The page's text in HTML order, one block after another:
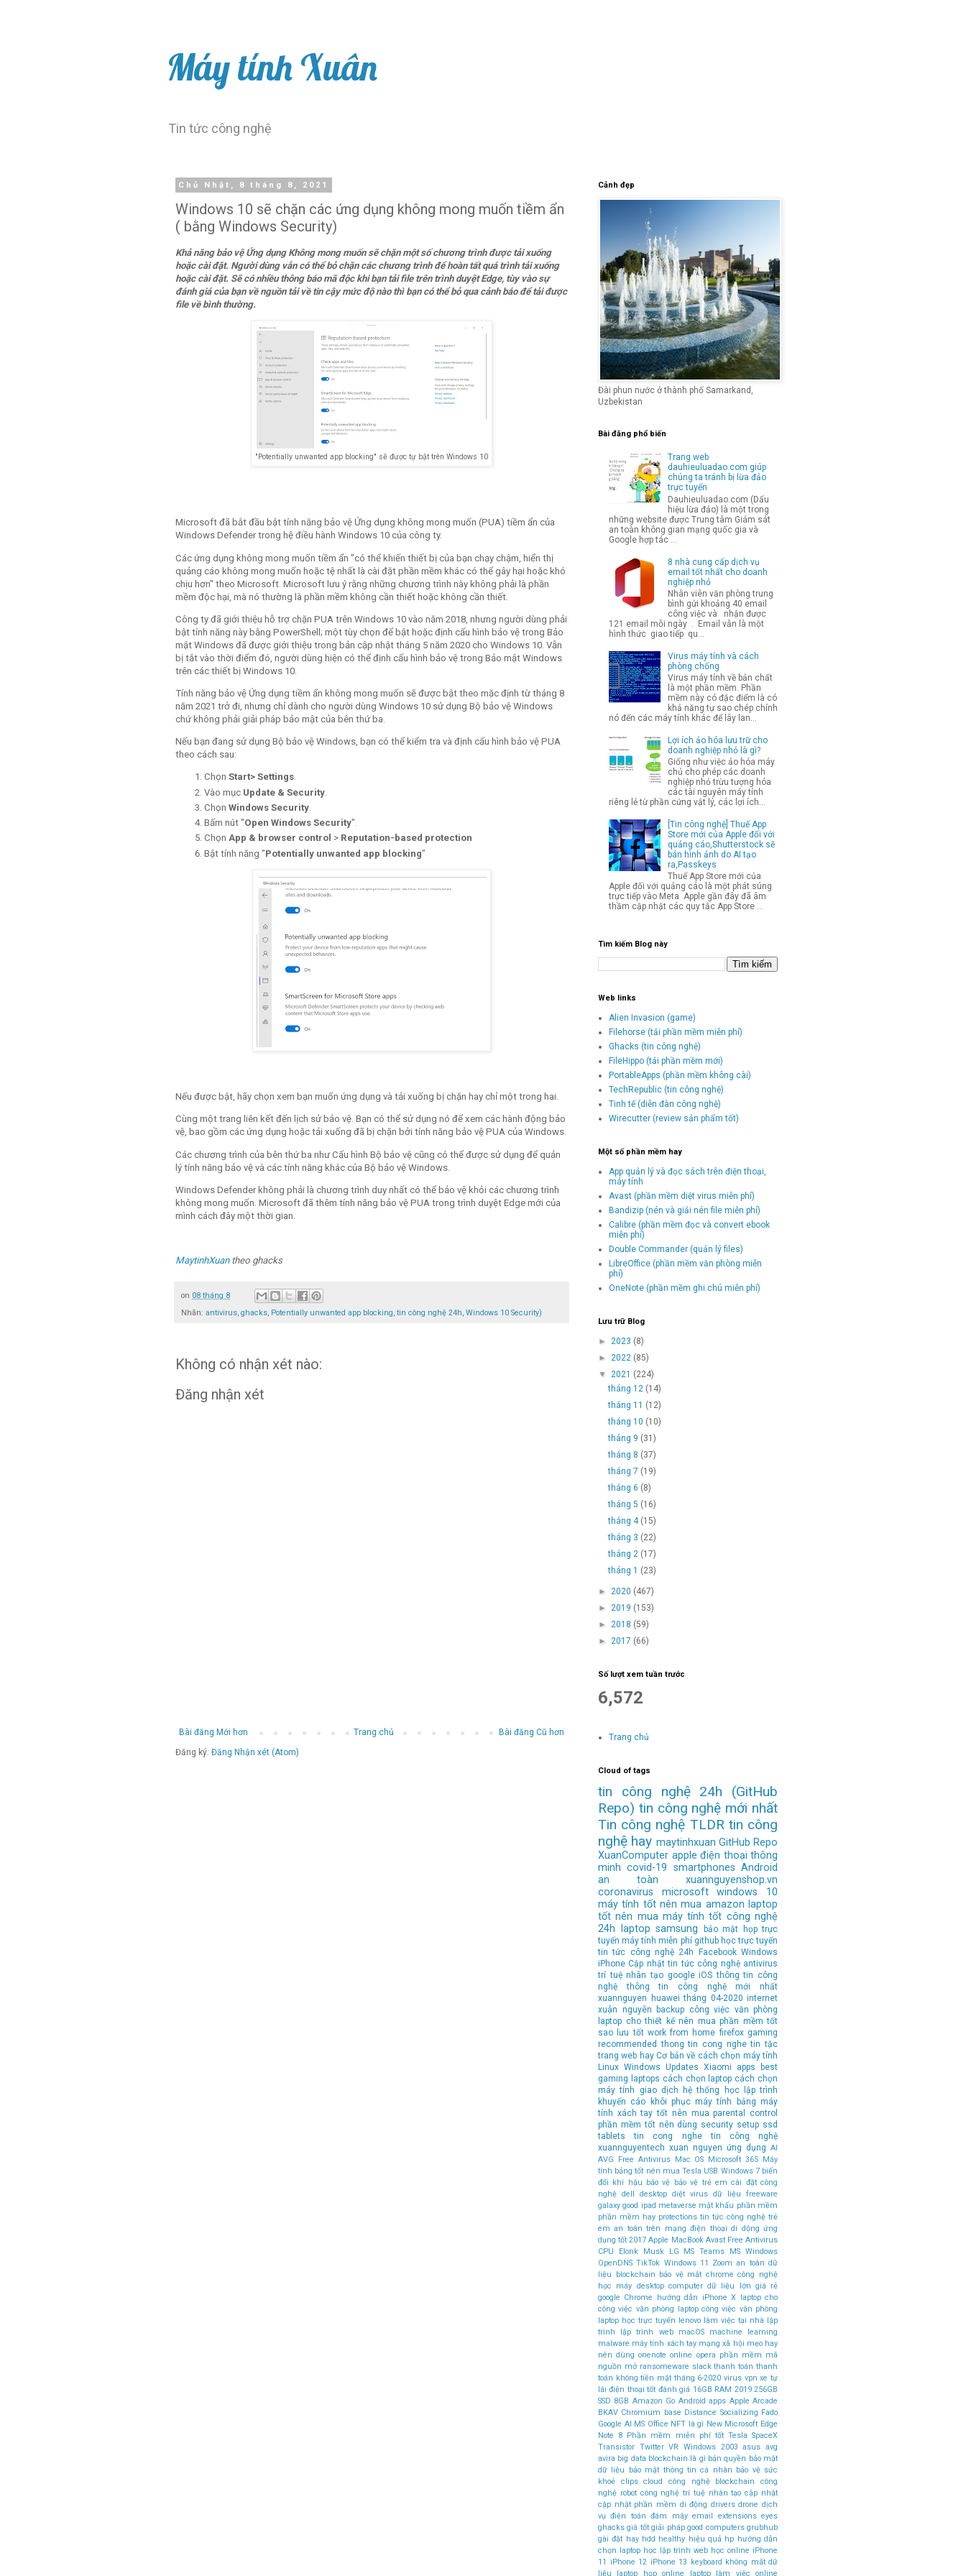
Máy tính Xuân
Tin tức công nghệ
Chủ Nhật, 8 tháng 8, 2021
Windows 10 sẽ chặn các ứng dụng không mong muốn tiềm ẩn
( bằng Windows Security)
Khả năng bảo vệ Ứng dụng Không mong muốn sẽ chặn một số chương trình được tải xuống
hoặc cài đặt. Người dùng vẫn có thể bỏ chặn các chương trình để hoàn tất quá trình tải xuống
hoặc cài đặt. Sẽ có nhiều thông báo mã độc khi bạn tải file trên trình duyệt Edge, tùy vào sự
đánh giá của bạn về nguồn tải về tin cậy mức độ nào thì bạn có thể bỏ qua cảnh báo để tải được
file về bình thường.
"Potentially unwanted app blocking" sẽ được tự bật trên Windows 10
Microsoft đã bắt đầu bật tính năng bảo vệ Ứng dụng không mong muốn (PUA) tiềm ẩn của
Windows Defender trong hệ điều hành Windows 10 của công ty.
Các ứng dụng không mong muốn tiềm ẩn "có thể khiến thiết bị của bạn chạy chậm, hiển thị
quảng cáo không mong muốn hoặc tệ nhất là cài đặt phần mềm khác có thể gây hại hoặc khó
chịu hơn" theo Microsoft. Microsoft lưu ý rằng những chương trình này không phải là phần
mềm độc hại, mà nó thường là phần mềm không cần thiết hoặc không cần thiết.
Công ty đã giới thiệu hỗ trợ chặn PUA trên Windows 10 vào năm 2018, nhưng người dùng phải
bật tính năng này bằng PowerShell; một tùy chọn để bật hoặc định cấu hình bảo vệ trong Bảo
mật Windows đã được giới thiệu trong bản cập nhật tháng 5 năm 2020 cho Windows 10. Vẫn
bị tắt vào thời điểm đó, người dùng hiện có thể định cấu hình bảo vệ trong Bảo mật Windows
trên các thiết bị Windows 10.
Tính năng bảo vệ Ứng dụng tiềm ẩn không mong muốn sẽ được bật theo mặc định từ tháng 8
năm 2021 trở đi, nhưng chỉ dành cho người dùng Windows 10 sử dụng Bộ bảo vệ Windows
chứ không phải giải pháp bảo mật của bên thứ ba.
Nếu bạn đang sử dụng Bộ bảo vệ Windows, bạn có thể kiểm tra và định cấu hình bảo vệ PUA
theo cách sau:
Chọn Start> Settings.
Vào mục Update & Security
Chọn Windows Security
Bấm nút "Open Windows Security".
Chọn App & browser control > Reputation-based protection
Bật tính năng "Potentially unwanted app blocking"
Nếu được bật, hãy chọn xem bạn muốn ứng dụng và tải xuống bị chặn hay chỉ một trong hai.
Cùng một trang liên kết đến lịch sử bảo vệ. Bạn có thể sử dụng nó để xem các hành động bảo
vệ, bao gồm các ứng dụng hoặc tải xuống đã bị chặn bởi tính năng bảo vệ PUA của Windows.
Các chương trình của bên thứ ba như Cấu hình Bộ bảo vệ cũng có thể được sử dụng để quản
lý tính năng bảo vệ và các tính năng khác của Bộ bảo vệ Windows.
Windows Defender không phải là chương trình duy nhất có thể bảo vệ khỏi các chương trình
không mong muốn. Microsoft đã thêm tính năng bảo vệ PUA trong trình duyệt Edge mới của
mình cách đây một thời gian.
MaytinhXuantheo ghacks
on 08 tháng 8
Nhãn: antivirus, ghacks, Potentially unwanted app blocking, tin công nghệ 24h, Windows 10 Security)
Không có nhận xét nào:
Đăng nhận xét
Bài đăng Mới hơn Bài đăng Cũ hơn
Trang chủ
Đăng ký: Đăng Nhận xét (Atom)
Cảnh đẹp
Đài phun nước ở thành phố Samarkand,
Uzbekistan
Bài đăng phổ biến
Trang web
dauhieuluadao.com giúp
chúng ta tránh bị lừa đảo
trực tuyến
Dauhieuluadao.com (Dấu
hiệu lừa đảo) là một trong
những website được Trung tâm Giám sát
an toàn không gian mạng quốc gia và
Google hợp tác ...
8 nhà cung cấp dịch vụ
email tốt nhất cho doanh
nghiệp nhỏ
Nhân viên văn phòng trung
bình gửi khoảng 40 email
công việc và nhận được
121 email mỗi ngày . Email vẫn là một
hình thức giao tiếp qu...
Virus máy tính và cách
phòng chống
Virus máy tính về bản chất
là một phần mềm. Phần
mềm này có đặc điểm là có
khả năng tự sao chép chính
nó đến các máy tính khác để lây lan...
Lợi ích ảo hóa lưu trữ cho
doanh nghiệp nhỏ là gì?
Giống như việc ảo hóa máy
chủ cho phép các doanh
nghiệp nhỏ trừu tượng hóa
các tài nguyên máy tính
riêng lẻ từ phần cứng vật lý, các lợi ích...
[Tin công nghệ] Thuế App
Store mới của Apple đối với
quảng cáo,Shutterstock sẽ
bán hình ảnh do AI tạo
ra,Passkeys
Thuế App Store mới của
Apple đối với quảng cáo là một phát súng
trực tiếp vào Meta Apple gần đây đã âm
thầm cập nhật các quy tắc App Store ...
Tìm kiếm Blog này
Web links
Alien Invasion (game)
Filehorse (tải phần mềm miễn phí)
Ghacks (tin công nghệ)
FileHippo (tải phần mềm mới)
PortableApps (phần mềm không cài)
TechRepublic (tin công nghệ)
Tinh tế (diễn đàn công nghệ)
Wirecutter (review sản phẩm tốt)
Một số phần mềm hay
App quản lý và đọc sách trên điện thoại,
máy tính
Avast (phần mềm diệt virus miễn phí)
Bandizip (nén và giải nén file miễn phí)
Calibre (phần mềm đọc và convert ebook
miễn phí)
Double Commander (quản lý files)
LibreOffice (phần mềm văn phòng miễn
phí)
OneNote (phần mềm ghi chú miễn phí)
Lưu trữ Blog
► 2023 (8)
► 2022 (85)
▼ 2021 (224)
tháng 12 (14)
tháng 11 (12)
tháng 10 (10)
tháng 9 (31)
tháng 8 (37)
tháng 7 (19)
tháng 6 (8)
tháng 5 (16)
tháng 4 (15)
tháng 3 (22)
tháng 2 (17)
tháng 1 (23)
► 2020 (467)
► 2019 (153)
► 2018 (59)
► 2017 (66)
Số lượt xem tuần trước
6,572
Trang chủ
Cloud of tags
tin công nghệ 24h
(GitHub
Repo) tin công nghệ mới nhất
Tin công nghệ TLDR tin công
nghệ hay maytinhxuan GitHub Repo
XuanComputer apple điện thoại thông
minh covid-19 smartphones Android
an toàn
xuannguyenshop.vn
coronavirus
microsoft
windows 10
máy tính tốt nên mua amazon laptop
tốt nên mua máy tính tốt công nghệ
24h
laptop samsung bảo mật
họp trực
tuyến máy tính miễn phí github học trực tuyến
tin tức công nghệ 24h Facebook Windows
iPhone Cập nhật tin tức công nghệ antivirus
trí tuệ nhân tạo google iOS thông tin công
nghệ
thông tin công nghệ mới nhất
xuannguyen
huawei tháng 04-2020 internet
xuân nguyên
backup công việc văn phòng
laptop cho thiết kế nên mua phần mềm tốt
sao lưu tốt work from home firefox gaming
recommended thong tin cong nghe tin tặc
trang web hay Cơ bản về cách chọn máy tính
Linux Windows Updates Xiaomi apps
best
gaming laptops cách chọn laptop cách chọn
máy tính
giao dịch hệ thống
học lập trình
khuyến cáo
khôi phục máy tính bảng máy
tính xách tay tốt nên mua parental control
phần mềm tốt nên dùng security setup ssd
tablets
tin cong nghe
tin công nghệ
xuannguyentech xuan nguyen ứng dụng AI
AVG Free Antivirus Mac OS Microsoft 365 Máy
tính bảng tốt nên mua Tesla USB Windows 7 biến
đổi khí hậu bảo vệ bảo vệ trẻ em cài đặt công
nghệ dell desktop diệt virus dữ liệu
freeware
galaxy good ipad metaverse mật khẩu phần mềm
phần mềm hay protections tin tức công nghệ trẻ
em an toàn trên mạng điện thoại di dộng ứng
dụng tốt 2017 Apple MacBook Avast Free Antivirus
CPU
Elonk Musk LG MS Teams
MS Windows
OpenDNS TikTok Windows 11 Zoom an toàn dữ
liệu
blockchain bảo vệ mắt chrome công nghệ
học máy desktop computer dữ liệu lớn giá rẻ
google Chrome
hướng dẫn iPhone X laptop cho
công việc văn phòng laptop công việc văn phòng
laptop học trực tuyến lenovo làm việc tại nhà lập
trình
lập trình web macOS
machine learning
malware máy tính xách tay mạng xã hội mẹo hay
nên dùng onenote online opera phần mềm mã
nguồn mở ransomeware slack thanh toán thanh
toán không tiền mặt tháng 6-2020 virus vpn xe tự
lái điện thoại tốt đánh giá 16GB RAM 2019 256GB
SSD 8GB Amazon Go Android apps Apple Arcade
BKAV Chromium base Distance Socializing Fado
Google AI MS Office NFT là gì New Microsoft Edge
Note 8 Phần mềm miễn phí tốt Tesla SpaceX
Transistor Twitter VR Windows 2003 asus avg
avira big data blockchain là gì bản quyền bảo mật
dữ liệu
bảo mật thông tin cá nhân bảo vệ sức
khoẻ
clips cloud công nghệ blockchain
công
nghệ robot công nghệ trí tuệ nhân tạo cập nhật
cập nhật phần mềm di động drivers drone dịch
vụ điện toán đám mây email extensions eyes
ghacks giá tốt giải pháp good computers grubhub
gài đặt hay hdd healthy hiệu quả hp hướng dẫn
chọn laptop học lập trình web học online iPhone
11
iPhone 12 iPhone 13 keyboard không mất dữ
liệu
laptop họp online laptop làm việc online